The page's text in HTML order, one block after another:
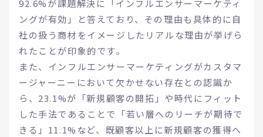
92.6%が課題解決に「インフルエンサーマーケティ
ングが有効」と答えており、その理由も具体的に自
社の扱う商材をイメージしたリアルな理由が挙げら
れたことが印象的です。
また、インフルエンサーマーケティングがカスタマ
ージャーニーにおいて欠かせない存在との認識か
ら、23.1%が「新規顧客の開拓」や時代にフィット
した手法であることで「若い層へのリーチが期待で
きる」11.1%など、既顧客以上に新規顧客の獲得へ